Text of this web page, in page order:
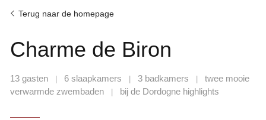
Terug naar de homepage
Charme de Biron
13 gasten | 6 slaapkamers | 3 badkamers |
twee mooie
verwarmde zwembaden
| bij de Dordogne highlights